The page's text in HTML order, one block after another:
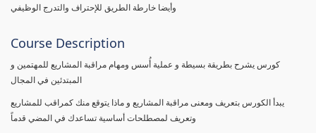
وأيضا خارطة الطريق للإحتراف والتدرج الوظيفي
Course Description
كورس يشرح بطريقة بسيطة و عملية أُسس ومهام مراقبة المشاريع للمهتمين و
المبتدئين في المجال
يبدأ الكورس بتعريف ومعنى مراقبة المشاريع و ماذا يتوقع منك كمراقب للمشاريع
وتعريف لمصطلحات أساسية تساعدك في المضي قدماً